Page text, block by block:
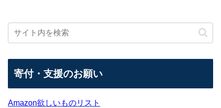
寄付・支援のお願い
Amazon欲しいものリスト